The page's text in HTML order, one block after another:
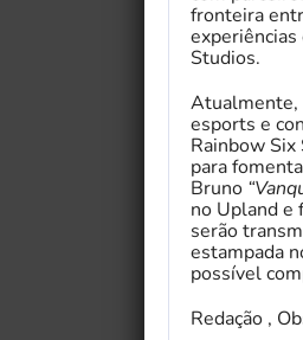
fronteira
experiências
Studios.
Atualmente,
esports e
Rainbow Six
para
Bruno
no Upland e
serão
estampada
possível
Redação ,